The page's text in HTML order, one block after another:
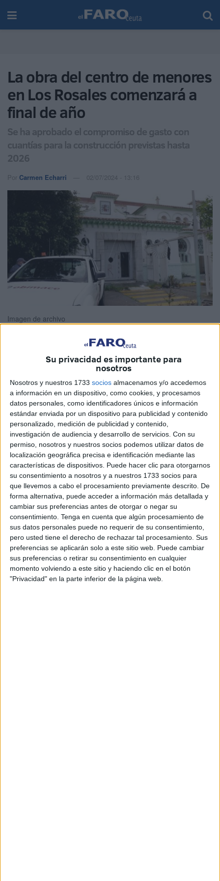
Su privacidad es importante para
nosotros
Nosotros y nuestros 1733 socios almacenamos y/o accedemos
a información en un dispositivo, como cookies, y procesamos
datos personales, como identificadores únicos e información
estándar enviada por un dispositivo para publicidad y contenido
personalizado, medición de publicidad y contenido,
investigación de audiencia y desarrollo de servicios. Con su
permiso, nosotros y nuestros socios podemos utilizar datos de
localización geográfica precisa e identificación mediante las
características de dispositivos. Puede hacer clic para otorgarnos
su consentimiento a nosotros y a nuestros 1733 socios para
que llevemos a cabo el procesamiento previamente descrito. De
forma alternativa, puede acceder a información más detallada y
cambiar sus preferencias antes de otorgar o negar su
consentimiento. Tenga en cuenta que algún procesamiento de
sus datos personales puede no requerir de su consentimiento,
pero usted tiene el derecho de rechazar tal procesamiento. Sus
preferencias se aplicarán solo a este sitio web. Puede cambiar
sus preferencias o retirar su consentimiento en cualquier
momento volviendo a este sitio y haciendo clic en el botón
"Privacidad" en la parte inferior de la página web.
La obra del centro de menores
en Los Rosales comenzará a
final de año
Se ha aprobado el compromiso de gasto con
cuantías para la construcción previstas hasta
2026
Por Carmen Echarri 02/07/2024 - 13:16
Imagen de archivo
del nuevo centro de menores
extranjeros no
acompañados que se ubicará en laantigua cárcel de Los
Rosalesprevé iniciarse a final de año. Es la previsión que
maneja el Gobierno de Ceuta, confiando en que, de
acuerdo a los plazos, pueda “ser una realidad a mediados
de 2026”.
Así lo ha indicado el portavoz del Ejecutivo local,
Alejandro Ramírez, en la rueda de prensa ofrecida al
término delConsejo de Gobiernocelebrado este martes.
La Consejería de Presidencia y Gobernación ha aprobado
el compromiso de gasto de incorporar en el presupuesto
del plan de inversiones cuantías para la construcción de
ese centro. En concreto son 800.000 para 2025 y más de
780.000 para 2026.
El resto de las partidas provienen del plan de
recuperación, transformación y resiliencia que contempla